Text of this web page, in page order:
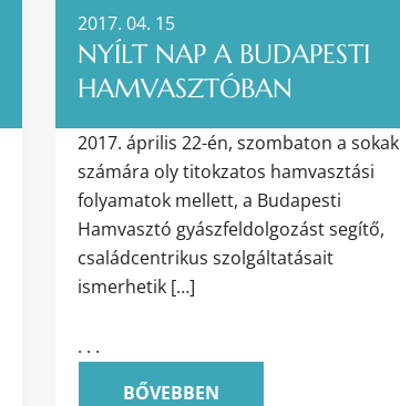
2017. 04. 15
NYÍLT NAP A BUDAPESTI
HAMVASZTÓBAN
2017. április 22-én, szombaton a sokak
számára oly titokzatos hamvasztási
folyamatok mellett, a Budapesti
Hamvasztó gyászfeldolgozást segítő,
családcentrikus szolgáltatásait
ismerhetik […]
. . .
BŐVEBBEN